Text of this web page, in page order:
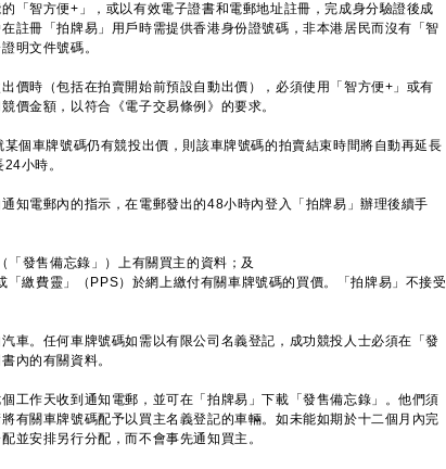
「智方便+」，或以有效電子證書和電郵地址註冊，完成身分驗證後成
註冊「拍牌易」用戶時需提供香港身份證號碼，非本港居民而沒有「智
明文件號碼。
價時（包括在拍賣開始前預設自動出價），必須使用「智方便+」或有
價金額，以符合《電子交易條例》的要求。
某個車牌號碼仍有競投出價，則該車牌號碼的拍賣結束時間將自動再延長
小時。
知電郵內的指示，在電郵發出的48小時內登入「拍牌易」辦理後續手
「發售備忘錄」）上有關買主的資料；及
「繳費靈」（PPS）於網上繳付有關車牌號碼的買價。「拍牌易」不接受
車。任何車牌號碼如需以有限公司名義登記，成功競投人士必須在「發
內的有關資料。
工作天收到通知電郵，並可在「拍牌易」下載「發售備忘錄」。他們須
有關車牌號碼配予以買主名義登記的車輛。如未能如期於十二個月內完
並安排另行分配，而不會事先通知買主。